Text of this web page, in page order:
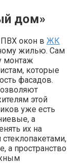
дом»
ПВХ окон в ЖК
жилью. Сам
монтаж
которые
фасадов.
этой
уже есть
а
их на
а пространство